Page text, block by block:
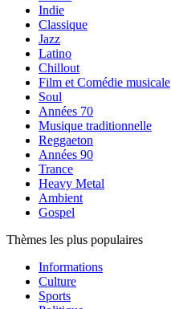
Indie
Classique
Jazz
Latino
Chillout
Film et Comédie musicale
Soul
Années 70
Musique traditionnelle
Reggaeton
Années 90
Trance
Heavy Metal
Ambient
Gospel
Thèmes les plus populaires
Informations
Culture
Sports